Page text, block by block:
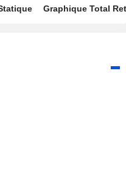
Graphique Total